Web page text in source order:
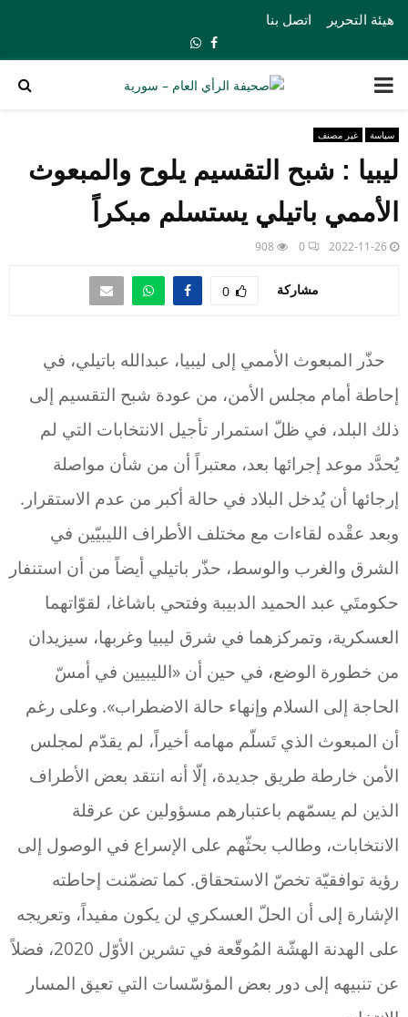
هيئة التحرير اتصل بنا
Facebook
Whatsapp
PRIMARY
MENU
سياسة غير مصنف
ليبيا : شبح التقسيم يلوح والمبعوث
الأممي باتيلي يستسلم مبكراً
2022-11-26
0
908
مشاركة 0
حذّر المبعوث الأممي إلى ليبيا، عبدالله باتيلي، في
إحاطة أمام مجلس الأمن، من عودة شبح التقسيم إلى
ذلك البلد، في ظلّ استمرار تأجيل الانتخابات التي لم
يُحدَّد موعد إجرائها بعد، معتبراً أن من شأن مواصلة
إرجائها أن يُدخل البلاد في حالة أكبر من عدم الاستقرار.
وبعد عقْده لقاءات مع مختلف الأطراف الليبيّين في
الشرق والغرب والوسط، حذّر باتيلي أيضاً من أن استنفار
حكومتَي عبد الحميد الدبيبة وفتحي باشاغا، لقوّاتهما
العسكرية، وتمركزهما في شرق ليبيا وغربها، سيزيدان
من خطورة الوضع، في حين أن «الليبيين في أمسّ
الحاجة إلى السلام وإنهاء حالة الاضطراب». وعلى رغم
أن المبعوث الذي تَسلّم مهامه أخيراً، لم يقدّم لمجلس
الأمن خارطة طريق جديدة، إلّا أنه انتقد بعض الأطراف
الذين لم يسمّهم باعتبارهم مسؤولين عن عرقلة
الانتخابات، وطالب بحثّهم على الإسراع في الوصول إلى
رؤية توافقيّة تخصّ الاستحقاق. كما تضمّنت إحاطته
الإشارة إلى أن الحلّ العسكري لن يكون مفيداً، وتعريجه
على الهدنة الهشّة المُوقّعة في تشرين الأوّل 2020، فضلاً
عن تنبيهه إلى دور بعض المؤسّسات التي تعيق المسار